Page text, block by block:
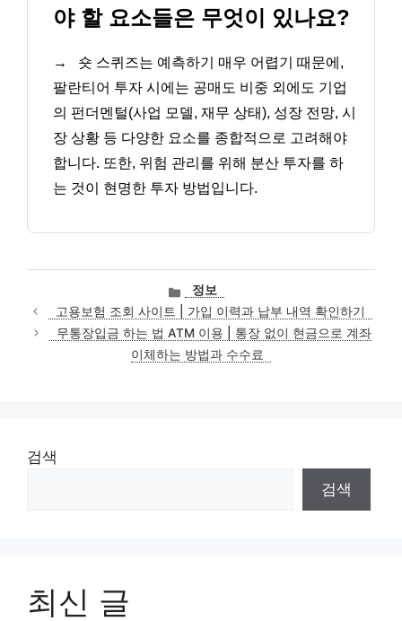
야 할 요소들은 무엇이 있나요?
→
숏 스퀴즈는 예측하기 매우 어렵기 때문에,
팔란티어 투자 시에는 공매도 비중 외에도 기업
의 펀더멘털(사업 모델, 재무 상태), 성장 전망, 시
장 상황 등 다양한 요소를 종합적으로 고려해야
합니다. 또한, 위험 관리를 위해 분산 투자를 하
는 것이 현명한 투자 방법입니다.
카
테
고
리
정보
고용보험 조회 사이트 | 가입 이력과 납부 내역 확인하기
무통장입금 하는 법 ATM 이용 | 통장 없이 현금으로 계좌
이체하는 방법과 수수료
검색
검색
최신 글